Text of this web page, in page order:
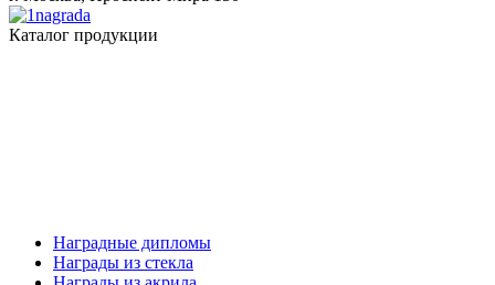
Каталог продукции
Наградные дипломы
Награды из стекла